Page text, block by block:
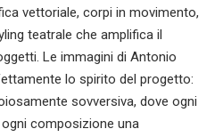
vettoriale, corpi in movimento,
teatrale che amplifica il
Le immagini di Antonio
lo spirito del progetto:
sovversiva, dove ogni
composizione una